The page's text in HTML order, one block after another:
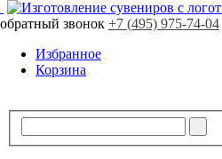
обратный звонок +7 (495) 975-74-04
Избранное
Корзина